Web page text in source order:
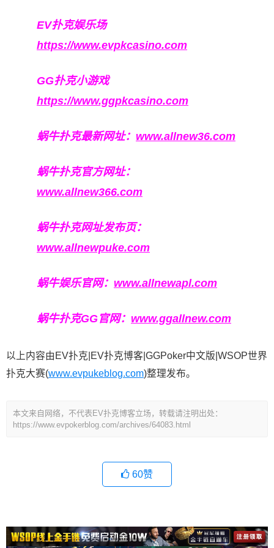
EV扑克娱乐场
https://www.evpkcasino.com
GG扑克小游戏
https://www.ggpkcasino.com
蜗牛扑克最新网址： www.allnew36.com
蜗牛扑克官方网址：
www.allnew366.com
蜗牛扑克网址发布页：
www.allnewpuke.com
蜗牛娱乐官网： www.allnewapl.com
蜗牛扑克GG官网： www.ggallnew.com
以上内容由EV扑克|EV扑克博客|GGPoker中文版|WSOP世界
扑克大赛(www.evpukeblog.com)整理发布。
本文来自网络，不代表EV扑克博客立场，转载请注明出处：
https://www.evpokerblog.com/archives/64083.html
60赞